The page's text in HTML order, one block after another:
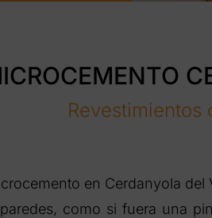
Revestimientos
en Cerdanyola
como si fuera una